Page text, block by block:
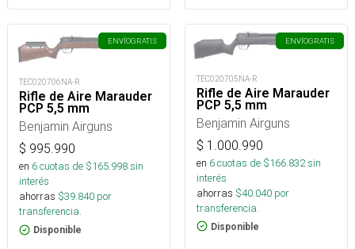
ENVÍOGRATIS
TEC020706NA-R
Rifle de Aire Marauder
PCP 5,5 mm
Benjamin Airguns
$ 995.990
en 6cuotas de $165.998sin
interés
ahorras $39.840 por
transferencia.
Disponible
ENVÍOGRATIS
TEC020705NA-R
Rifle de Aire Marauder
PCP 5,5 mm
Benjamin Airguns
$ 1.000.990
en 6cuotas de $166.832sin
interés
ahorras $40.040 por
transferencia.
Disponible